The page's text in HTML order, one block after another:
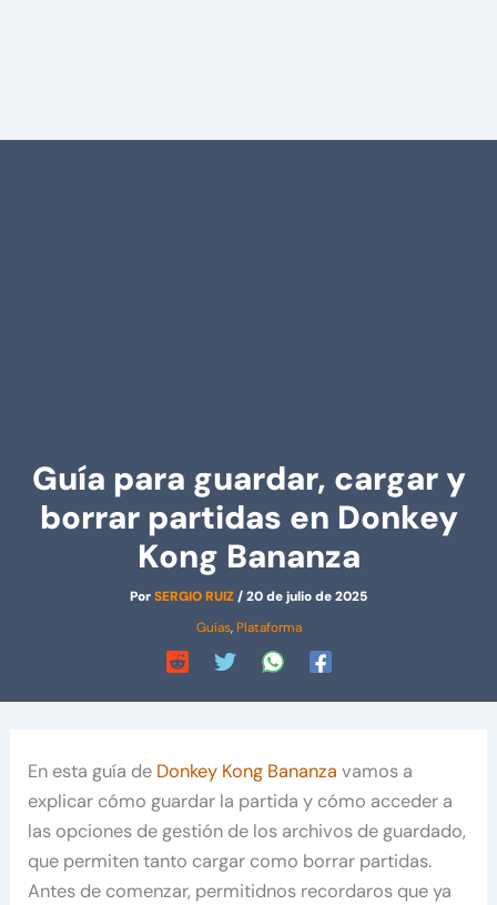
Guía para guardar, cargar y
borrar partidas en Donkey
Kong Bananza
PorSERGIO RUIZ/20 de julio de 2025
Guías, Plataforma
En esta guía de Donkey Kong Bananza vamos a
explicar cómo guardar la partida y cómo acceder a
las opciones de gestión de los archivos de guardado,
que permiten tanto cargar como borrar partidas.
Antes de comenzar, permitidnos recordaros que ya